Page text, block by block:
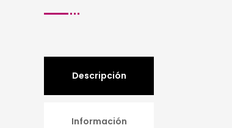
Descripción
Información